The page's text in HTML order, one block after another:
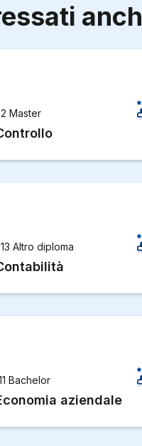
Master
Altro diploma
Bachelor
aziendale